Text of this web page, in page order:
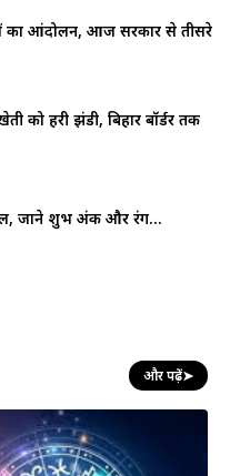
का आंदोलन, आज सरकार से तीसरे
को हरी झंडी, बिहार बॉर्डर तक
जाने शुभ अंक और रंग…
और पढ़ें➤